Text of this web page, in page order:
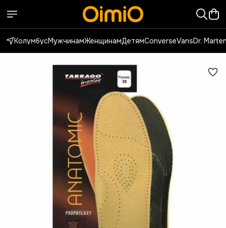
КолумбусМужчинамЖенщинамДетямConverseVansDr.